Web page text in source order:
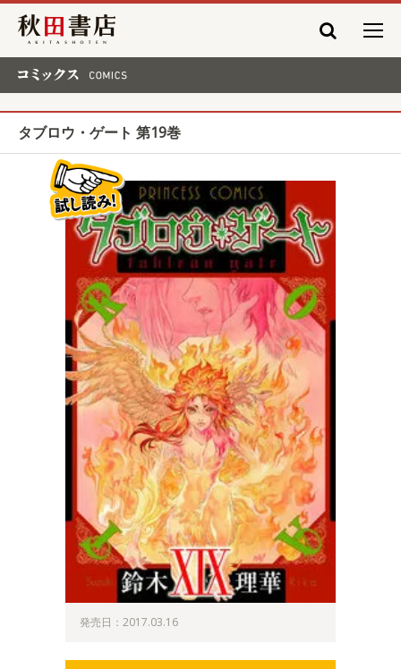
秋田書店
タブロウ・ゲート 第19巻
発売日：2017.03.16